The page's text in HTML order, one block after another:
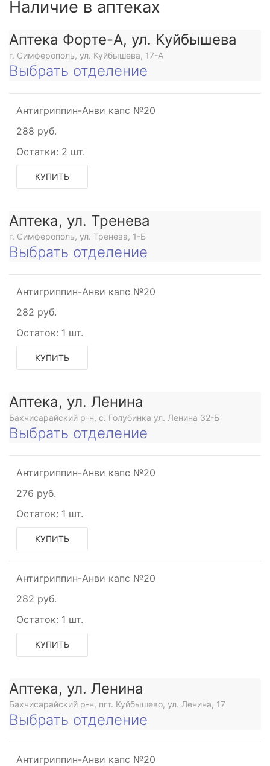
Наличие в аптеках
Аптека Форте-А, ул. Куйбышева
г. Симферополь, ул. Куйбышева, 17-А
Выбрать отделение
Антигриппин-Анви капс №20
288 руб.
Остатки: 2 шт.
КУПИТЬ
Аптека, ул. Тренева
г. Симферополь, ул. Тренева, 1-Б
Выбрать отделение
Антигриппин-Анви капс №20
282 руб.
Остаток: 1 шт.
КУПИТЬ
Аптека, ул. Ленина
Бахчисарайский р-н, с. Голубинка ул. Ленина 32-Б
Выбрать отделение
Антигриппин-Анви капс №20
276 руб.
Остаток: 1 шт.
КУПИТЬ
Антигриппин-Анви капс №20
282 руб.
Остаток: 1 шт.
КУПИТЬ
Аптека, ул. Ленина
Бахчисарайский р-н, пгт. Куйбышево, ул. Ленина, 17
Выбрать отделение
Антигриппин-Анви капс №20